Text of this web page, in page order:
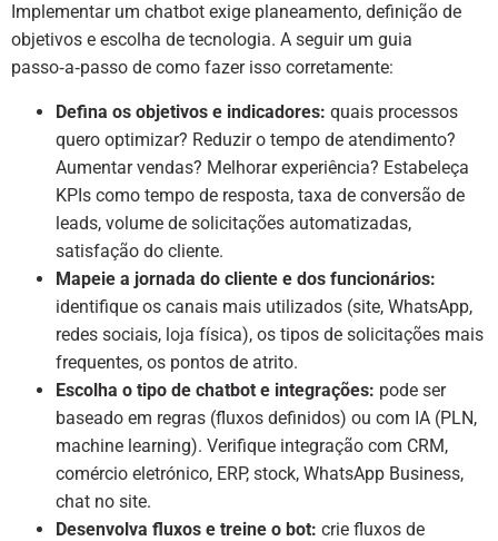
Implementar um chatbot exige planeamento, definição de
objetivos e escolha de tecnologia. A seguir um guia
passo‑a‑passo de como fazer isso corretamente:
Defina os objetivos e indicadores: quais processos
quero optimizar? Reduzir o tempo de atendimento?
Aumentar vendas? Melhorar experiência? Estabeleça
KPIs como tempo de resposta, taxa de conversão de
leads, volume de solicitações automatizadas,
satisfação do cliente.
Mapeie a jornada do cliente e dos funcionários:
identifique os canais mais utilizados (site, WhatsApp,
redes sociais, loja física), os tipos de solicitações mais
frequentes, os pontos de atrito.
Escolha o tipo de chatbot e integrações: pode ser
baseado em regras (fluxos definidos) ou com IA (PLN,
machine learning). Verifique integração com CRM,
comércio eletrónico, ERP, stock, WhatsApp Business,
chat no site.
Desenvolva fluxos e treine o bot: crie fluxos de